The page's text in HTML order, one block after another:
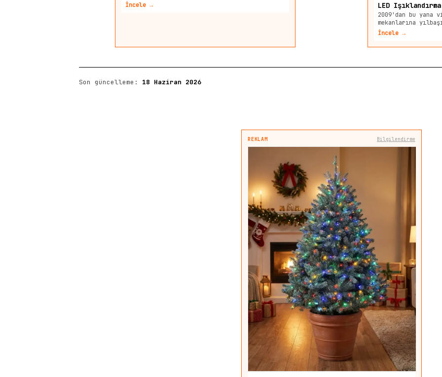
İncele →
LED Işıklandırma
2009'dan bu yana
mekanlarına
İncele →
Son güncelleme: 18 Haziran 2026
REKLAM Bilgilendirme